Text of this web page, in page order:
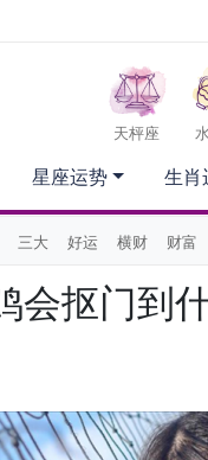
天枰座
三大 好运 横财 财富
星座运势 生肖
会抠门到